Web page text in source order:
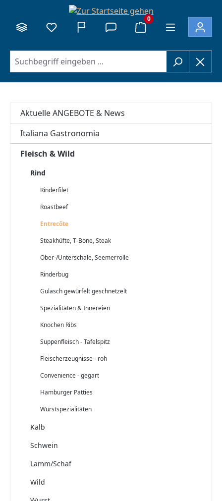
0
Aktuelle ANGEBOTE & News
Italiana Gastronomia
Fleisch & Wild
Rind
Rinderfilet
Roastbeef
Entrecôte
Steakhüfte, T-Bone, Steak
Ober-/Unterschale, Seemerrolle
Rinderbug
Gulasch gewürfelt geschnetzelt
Spezialitäten & Innereien
Knochen Ribs
Suppenfleisch - Tafelspitz
Fleischerzeugnisse - roh
Convenience - gegart
Hamburger Patties
Wurstspezialitäten
Kalb
Schwein
Lamm/Schaf
Wild